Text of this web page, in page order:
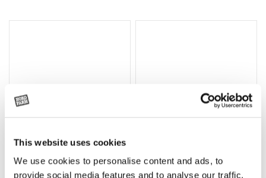
This website uses cookies
We use cookies to personalise content and ads, to
provide social media features and to analyse our traffic.
Rotor, komplett med slagor Grön truckknapp